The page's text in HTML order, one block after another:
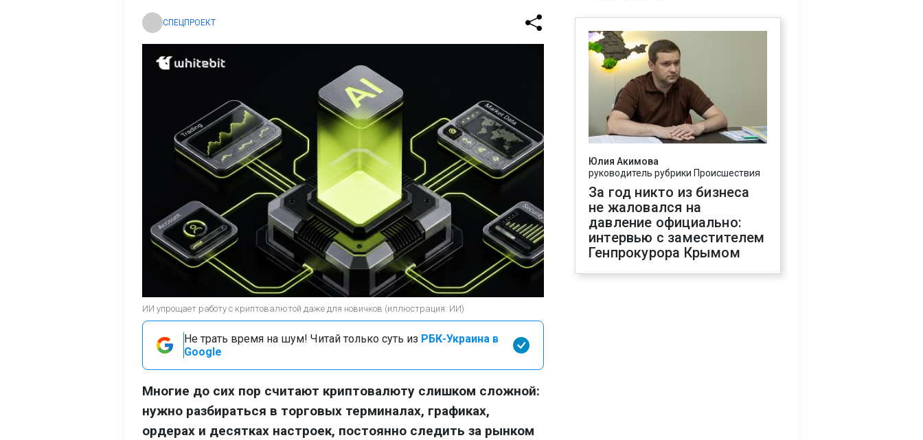
СПЕЦПРОЕКТ
ИИ упрощает работу с криптовалютой даже для новичков (иллюстрация: ИИ)
Не трать время на шум! Читай только суть из РБК-Украина в
Google
Многие до сих пор считают криптовалюту слишком сложной:
нужно разбираться в торговых терминалах, графиках,
ордерах и десятках настроек, постоянно следить за рынком
Юлия Акимова
руководитель рубрики Происшествия
За год никто из бизнеса
не жаловался на
давление официально:
интервью с заместителем
Генпрокурора Крымом